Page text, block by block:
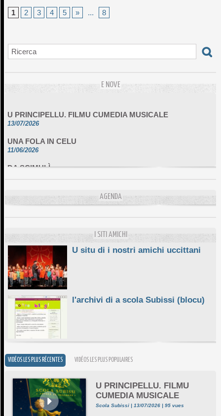
1 2 3 4 5 » ... 8
E NOVE
13/07/2026
11/06/2026
10/06/2026
10/06/2026 AGENDA
I SITI AMICHI
U situ di i nostri amichi uccittani
l'archivi di a scola Subissi (blocu)
VIDÉOS LES PLUS RÉCENTES VIDÉOS LES PLUS POPULAIRES
U PRINCIPELLU. FILMU
CUMEDIA MUSICALE
Scola Subissi | 13/07/2026 | 95 vues